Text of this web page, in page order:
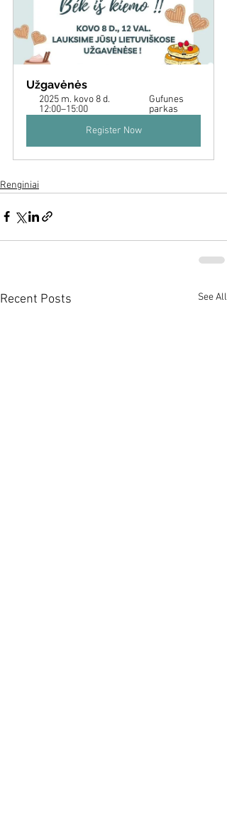
Užgavėnės
2025 m. kovo 8 d.
12:00–15:00
Gufunes
parkas
Register Now
Renginiai
Recent Posts See All